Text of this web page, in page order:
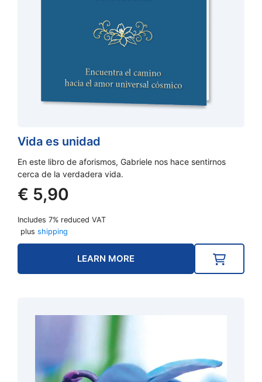
Vida es unidad
En este libro de aforismos, Gabriele nos hace sentirnos
cerca de la verdadera vida.
€ 5,90
Includes 7% reduced VAT
plus shipping
LEARN MORE